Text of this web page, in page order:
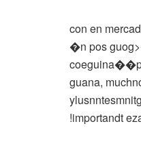
con en
�n pos
coeguina��
guana,
!importandt